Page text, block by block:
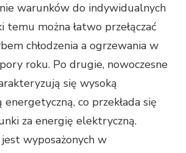
warunków do indywidualnych
temu można łatwo przełączać
chłodzenia a ogrzewania w
roku. Po drugie, nowoczesne
się wysoką
co przekłada się
za energię elektryczną.
wyposażonych w